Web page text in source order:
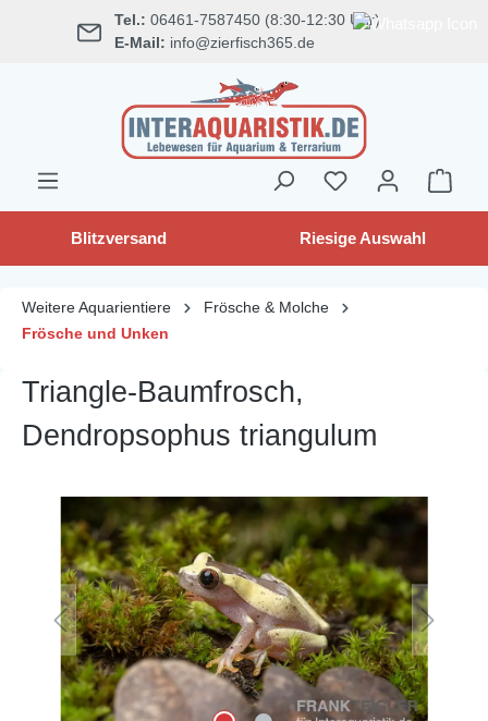
springen Tel.: 06461-7587450 (8:30-12:30 Uhr)
E-Mail: info@zierfisch365.de
Blitzversand Riesige Auswahl
Weitere Aquarientiere
Frösche & Molche
Frösche und Unken
Triangle-Baumfrosch,
Dendropsophus triangulum
Bildergalerie überspringen